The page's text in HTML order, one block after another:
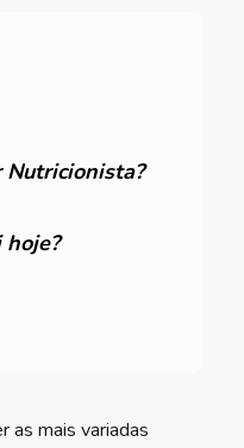
Nutricionista?
hoje?
as mais variadas